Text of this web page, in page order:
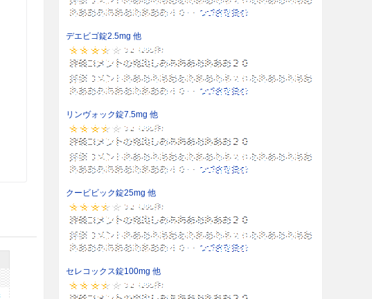
デエビゴ錠2.5mg 他
リンヴォック錠7.5mg 他
クービビック錠25mg 他
セレコックス錠100mg 他